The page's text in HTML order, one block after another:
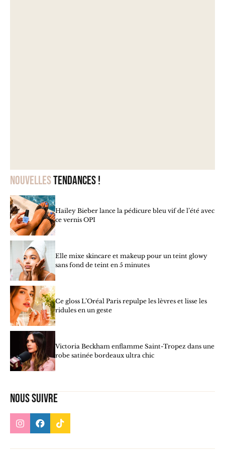
Nouvellestendances !
Hailey Bieber lance la pédicure bleu vif de l’été avec
ce vernis OPI
Elle mixe skincare et makeup pour un teint glowy
sans fond de teint en 5 minutes
Ce gloss L’Oréal Paris repulpe les lèvres et lisse les
ridules en un geste
Victoria Beckham enflamme Saint-Tropez dans une
robe satinée bordeaux ultra chic
Nous suivre